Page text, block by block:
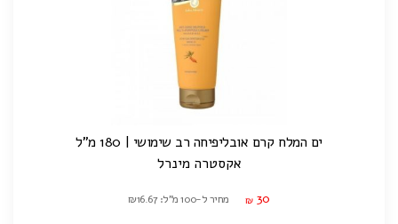
ים המלח קרם אובליפיחה רב שימושי | 180 מ"ל
אקסטרה מינרל
₪ 30 מחיר ל-100 מ"ל: ₪16.67